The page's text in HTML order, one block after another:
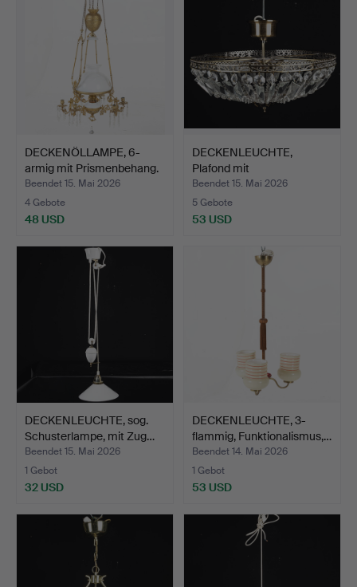
DECKENÖLLAMPE, 6-
armig mit Prismenbehang.
Beendet 15. Mai 2026
4 Gebote
48 USD
DECKENLEUCHTE,
Plafond mit
Prismenbehang.
Beendet 15. Mai 2026
5 Gebote
53 USD
DECKENLEUCHTE, sog.
Schusterlampe, mit Zug…
Beendet 15. Mai 2026
1 Gebot
32 USD
DECKENLEUCHTE, 3-
flammig, Funktionalismus,…
Beendet 14. Mai 2026
1 Gebot
53 USD